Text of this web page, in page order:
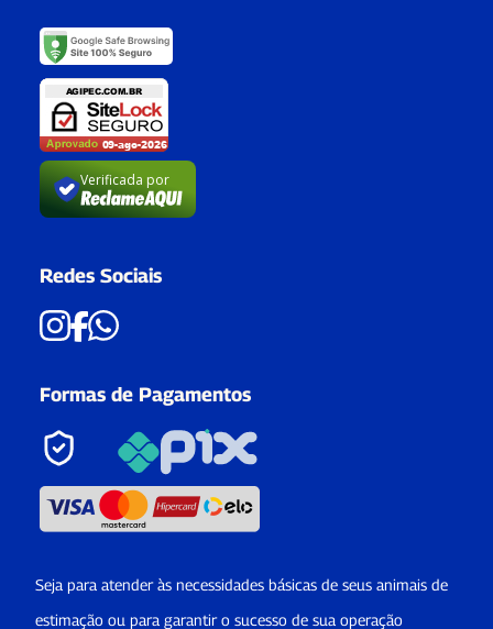
Verificada por
Redes Sociais
Formas de Pagamentos
Seja para atender às necessidades básicas de seus animais de
estimação ou para garantir o sucesso de sua operação